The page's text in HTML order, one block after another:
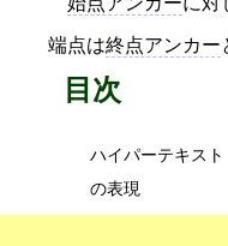
端点は終点アンカー
目次
ハイパーテキス
の表現